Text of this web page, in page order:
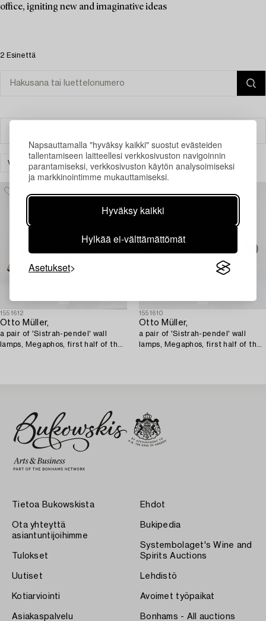
Napsauttamalla "hyväksy kaikki" suostut evästeiden
tallentamiseen laitteellesi verkkosivuston navigoinnin
parantamiseksi, verkkosivuston käytön analysoimiseksi
ja markkinointimme mukauttamiseksi.
Hyväksy kaikki
Hylkää ei-välttämättömät
Asetukset
office, igniting new and imaginative ideas
2 Esinettä
VALAISIMET SEINÄVALAISIMET TYHJENNÄ KAIKKI
1551612
Otto Müller,
a pair of 'Sistrah-pendel' wall
lamps, Megaphos, first half of the
1551610
Otto Müller,
a pair of 'Sistrah-pendel' wall
lamps, Megaphos, first half of the
Tietoa Bukowskista
Ota yhteyttä
asiantuntijoihimme
Tulokset
Uutiset
Kotiarviointi
Asiakaspalvelu
Ehdot
Bukipedia
Systembolaget's Wine and
Spirits Auctions
Lehdistö
Avoimet työpaikat
Bonhams - All auctions